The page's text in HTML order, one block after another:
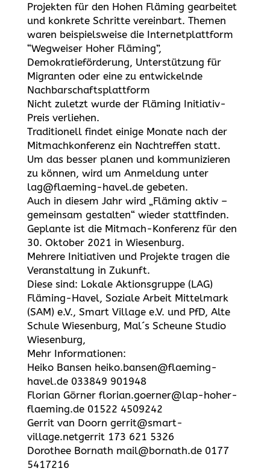
Projekten für den Hohen Fläming gearbeitet
und konkrete Schritte vereinbart. Themen
waren beispielsweise die Internetplattform
“Wegweiser Hoher Fläming”,
Demokratieförderung, Unterstützung für
Migranten oder eine zu entwickelnde
Nachbarschaftsplattform
Nicht zuletzt wurde der Fläming Initiativ-
Preis verliehen.
Traditionell findet einige Monate nach der
Mitmachkonferenz ein Nachtreffen statt.
Um das besser planen und kommunizieren
zu können, wird um Anmeldung unter
lag@flaeming-havel.de gebeten.
Auch in diesem Jahr wird „Fläming aktiv –
gemeinsam gestalten“ wieder stattfinden.
Geplante ist die Mitmach-Konferenz für den
30. Oktober 2021 in Wiesenburg.
Mehrere Initiativen und Projekte tragen die
Veranstaltung in Zukunft.
Diese sind: Lokale Aktionsgruppe (LAG)
Fläming-Havel, Soziale Arbeit Mittelmark
(SAM) e.V., Smart Village e.V. und PfD, Alte
Schule Wiesenburg, Mal´s Scheune Studio
Wiesenburg,
Mehr Informationen:
Heiko Bansen heiko.bansen@flaeming-
havel.de 033849 901948
Florian Görner florian.goerner@lap-hoher-
flaeming.de 01522 4509242
Gerrit van Doorn gerrit@smart-
village.netgerrit 173 621 5326
Dorothee Bornath mail@bornath.de 0177
5417216